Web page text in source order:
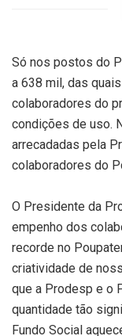
Só nos postos do
a 638 mil, das
colaboradores do
condições de uso.
arrecadadas pela
colaboradores do
O Presidente da
empenho dos
recorde no
criatividade de
que a Prodesp e o
quantidade tão
Fundo Social